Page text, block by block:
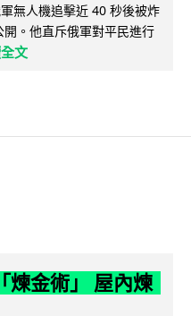
無人機追擊近 40 秒後被炸
。他直斥俄軍對平民進行
文
煉金術」 屋內煉